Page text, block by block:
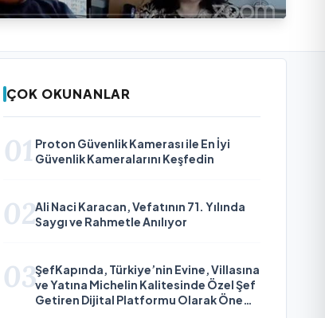
ÇOK OKUNANLAR
01 Proton Güvenlik Kamerası ile En İyi
Güvenlik Kameralarını Keşfedin
02Ali Naci Karacan, Vefatının 71. Yılında
Saygı ve Rahmetle Anılıyor
03ŞefKapında, Türkiye’nin Evine, Villasına
ve Yatına Michelin Kalitesinde Özel Şef
Getiren Dijital Platformu Olarak Öne